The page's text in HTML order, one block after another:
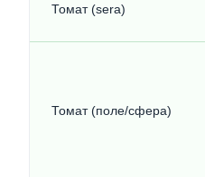
Томат (sera)
Томат (поле/сфера)